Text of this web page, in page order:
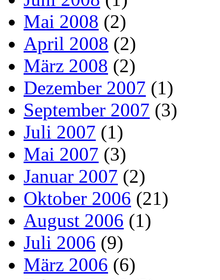
Mai 2008 (2)
April 2008 (2)
März 2008 (2)
Dezember 2007 (1)
September 2007 (3)
Juli 2007 (1)
Mai 2007 (3)
Januar 2007 (2)
Oktober 2006 (21)
August 2006 (1)
Juli 2006 (9)
März 2006 (6)